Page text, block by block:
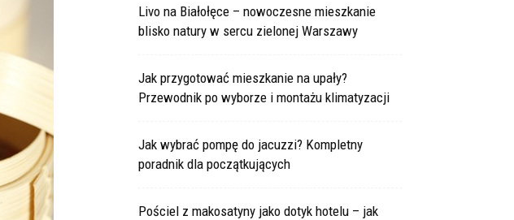
Livo na Białołęce – nowoczesne mieszkanie
blisko natury w sercu zielonej Warszawy
Jak przygotować mieszkanie na upały?
Przewodnik po wyborze i montażu klimatyzacji
Jak wybrać pompę do jacuzzi? Kompletny
poradnik dla początkujących
Pościel z makosatyny jako dotyk hotelu – jak